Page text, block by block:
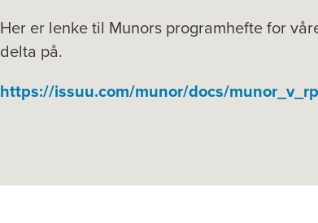
Her er lenke til Munors programhefte for
delta på.
https://issuu.com/munor/docs/